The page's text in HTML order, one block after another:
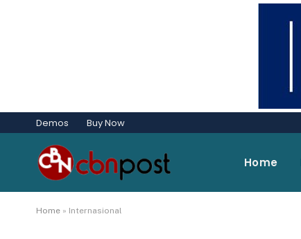
Demos Buy Now
Home
Home » Internasional